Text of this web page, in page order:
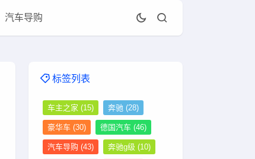
汽车导购
标签列表
车主之家 (15) 奔驰 (28)
豪华车 (30) 德国汽车 (46)
汽车导购 (43) 奔驰g级 (10)